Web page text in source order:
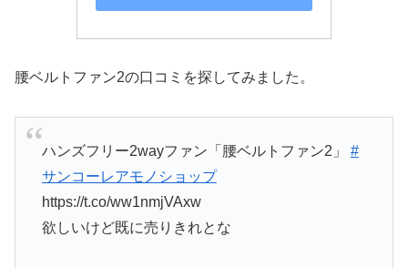
腰ベルトファン2の口コミを探してみました。
ハンズフリー2wayファン「腰ベルトファン2」 #
サンコーレアモノショップ
https://t.co/ww1nmjVAxw
欲しいけど既に売りきれとな